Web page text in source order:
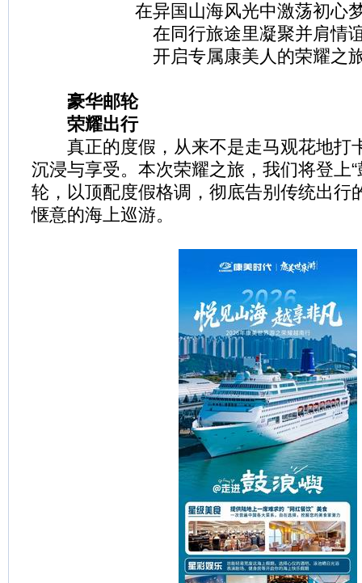
在异国山海风光中激荡初心
在同行旅途里凝聚并肩情
开启专属康美人的荣耀之
豪华邮轮
荣耀出行
真正的度假，从来不是走马观花地打
沉浸与享受。本次荣耀之旅，我们将登上“
轮，以顶配度假格调，彻底告别传统出行
惬意的海上巡游。